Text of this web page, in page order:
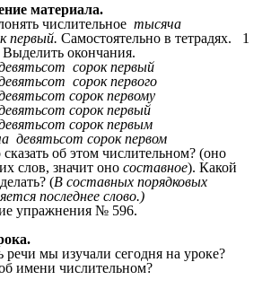
материала.
числительноетысяча
первый. Самостоятельно в тетрадях. 1
окончания.
сорок первый
сорок первого
сорок первому
сорок первый
сорок первым
сорок первом
об этом числительном? (оно
слов, значит оно составное). Какой
(В составных порядковых
последнее слово.)
упражнения № 596.
речи мы изучали сегодня на уроке?
имени числительном?